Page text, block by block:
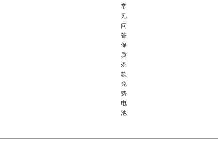
常
见
问
答
保
质
条
款
免
费
电
池